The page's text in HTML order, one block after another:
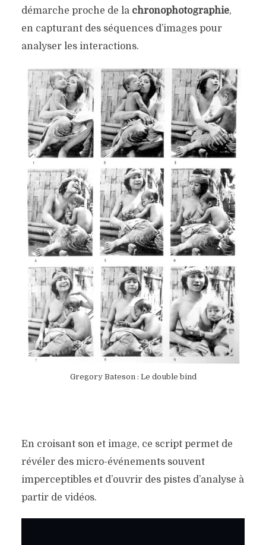
démarche proche de la chronophotographie,
en capturant des séquences d’images pour
analyser les interactions.
Gregory Bateson : Le double bind
En croisant son et image, ce script permet de
révéler des micro-événements souvent
imperceptibles et d’ouvrir des pistes d’analyse à
partir de vidéos.